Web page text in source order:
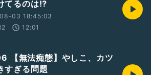
てるのは⁉︎
03 18:45:03
12:01
【無法痴態】やしこ、カツ
すぎる問題